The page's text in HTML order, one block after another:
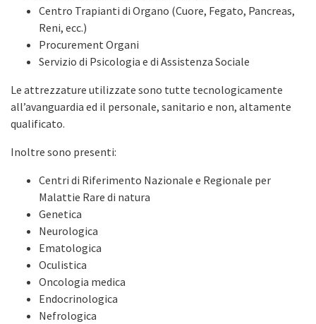
Centro Trapianti di Organo (Cuore, Fegato, Pancreas,
Reni, ecc.)
Procurement Organi
Servizio di Psicologia e di Assistenza Sociale
Le attrezzature utilizzate sono tutte tecnologicamente
all’avanguardia ed il personale, sanitario e non, altamente
qualificato.
Inoltre sono presenti:
Centri di Riferimento Nazionale e Regionale per
Malattie Rare di natura
Genetica
Neurologica
Ematologica
Oculistica
Oncologia medica
Endocrinologica
Nefrologica